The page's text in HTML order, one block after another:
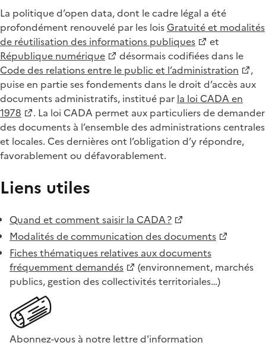
La politique d’open data, dont le cadre légal a été
profondément renouvelé par les loisGratuité et modalités
de réutilisation des informations publiques
et
République numérique
désormais codifiées dans le
Code des relations entre le public et l’administration
,
puise en partie ses fondements dans le droit d’accès aux
documents administratifs, institué par la loi CADA en
1978
. La loi CADA permet aux particuliers de demander
des documents à l’ensemble des administrations centrales
et locales. Ces dernières ont l’obligation d’y répondre,
favorablement ou défavorablement.
Liens utiles
Quand et comment saisir la CADA ?
Modalités de communication des documents
Fiches thématiques relatives aux documents
fréquemment demandés
(environnement, marchés
publics, gestion des collectivités territoriales…)
Abonnez-vous à notre lettre d'information